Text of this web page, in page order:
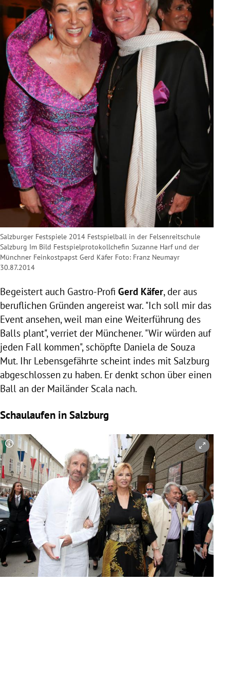
Salzburger Festspiele 2014 Festspielball in der Felsenreitschule
Salzburg Im Bild Festspielprotokollchefin Suzanne Harf und der
Münchner Feinkostpapst Gerd Käfer Foto: Franz Neumayr
30.87.2014
Begeistert auch Gastro-Profi Gerd Käfer, der aus
beruflichen Gründen angereist war. "Ich soll mir das
Event ansehen, weil man eine Weiterführung des
Balls plant", verriet der Münchener. "Wir würden auf
jeden Fall kommen", schöpfte Daniela de Souza
Mut. Ihr Lebensgefährte scheint indes mit Salzburg
abgeschlossen zu haben. Er denkt schon über einen
Ball an der Mailänder Scala nach.
Schaulaufen in Salzburg
Copyright-Hinweis öffnen/schließen